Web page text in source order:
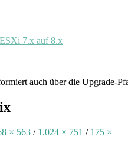
7.x auf 8.x
auch über die Upgrade-
× 563 / 1.024 × 751 / 175 ×